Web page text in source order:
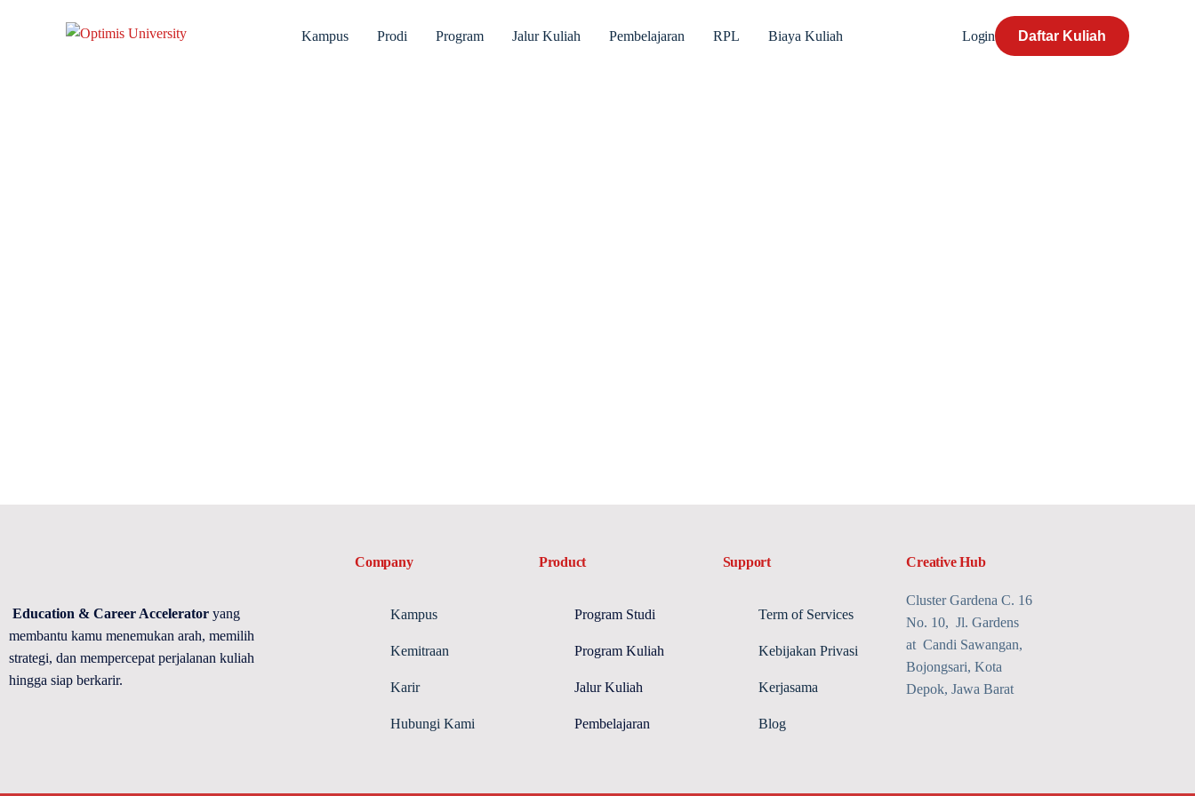
Kampus Prodi Program Jalur Kuliah Pembelajaran RPL Biaya Kuliah Login Daftar Kuliah
Education & Career Accelerator yang
membantu kamu menemukan arah, memilih
strategi, dan mempercepat perjalanan kuliah
hingga siap berkarir.
Company
Kampus
Kemitraan
Karir
Hubungi Kami
Product
Program Studi
Program Kuliah
Jalur Kuliah
Pembelajaran
Support
Term of Services
Kebijakan Privasi
Kerjasama
Blog
Creative Hub
Cluster Gardena C. 16
No. 10, Jl. Gardens
at Candi Sawangan,
Bojongsari, Kota
Depok, Jawa Barat